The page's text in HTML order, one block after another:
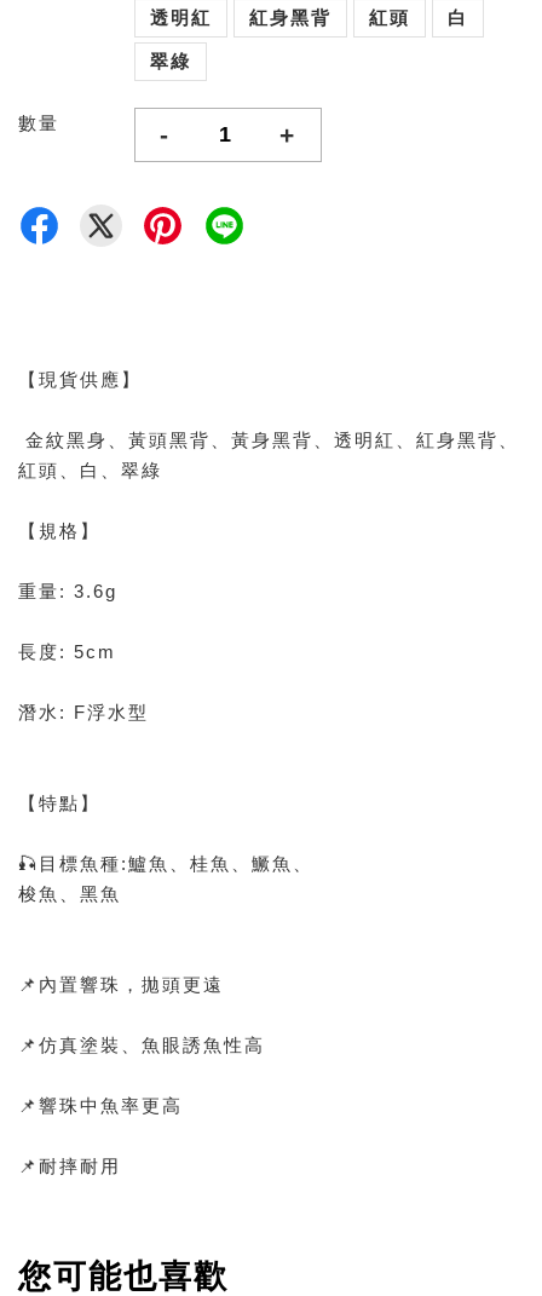
透明紅 紅身黑背 紅頭 白
翠綠
數量 - +
【現貨供應】
金紋黑身、黃頭黑背、黃身黑背、透明紅、紅身黑背、
紅頭、白、翠綠
【規格】
重量: 3.6g
長度: 5cm
潛水: F浮水型
【特點】
🎣目標魚種:鱸魚、桂魚、鱖魚、
梭魚、黑魚
📌內置響珠，拋頭更遠
📌仿真塗裝、魚眼誘魚性高
📌響珠中魚率更高
📌耐摔耐用
您可能也喜歡